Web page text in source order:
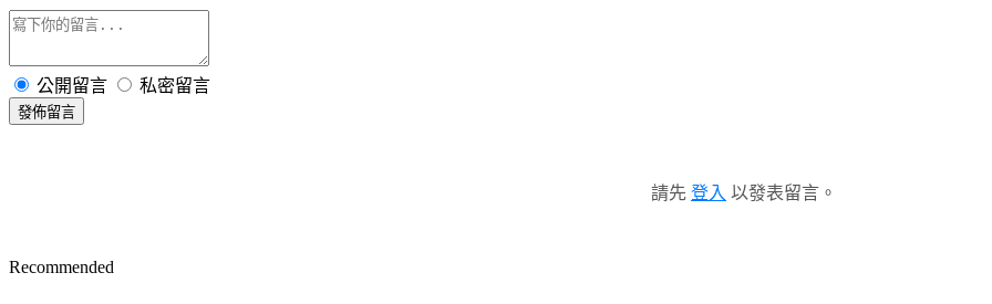
公開留言 私密留言
發佈留言
請先 登入 以發表留言。
Recommended